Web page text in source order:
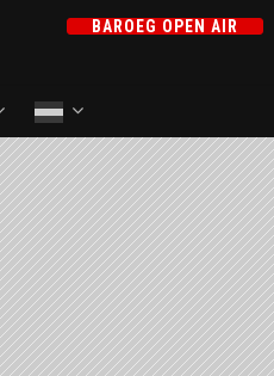
BAROEG OPEN AIR